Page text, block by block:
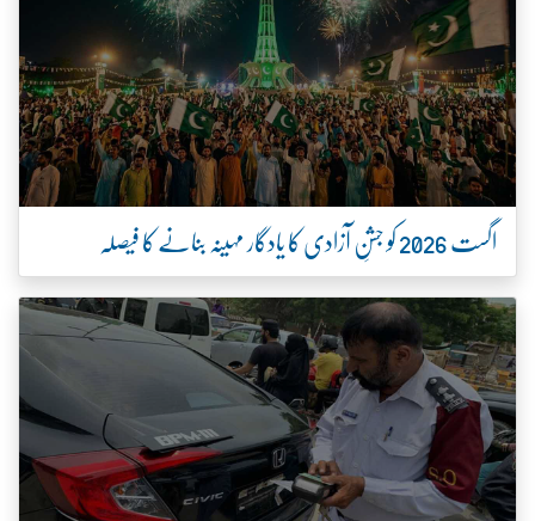
اگست 2026 کو جشنِ آزادی کا یادگار مہینہ بنانے کا فیصلہ